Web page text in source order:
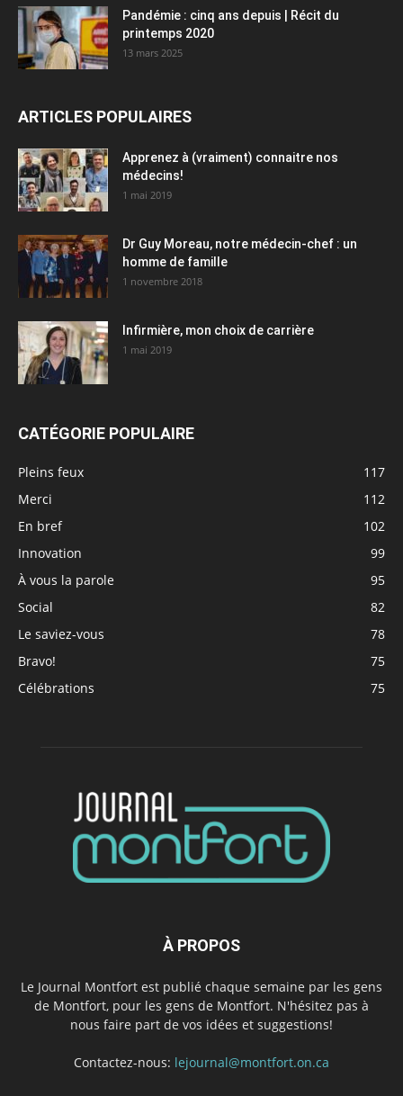
Pandémie : cinq ans depuis | Récit du
printemps 2020
13 mars 2025
ARTICLES POPULAIRES
Apprenez à (vraiment) connaitre nos
médecins!
1 mai 2019
Dr Guy Moreau, notre médecin-chef : un
homme de famille
1 novembre 2018
Infirmière, mon choix de carrière
1 mai 2019
CATÉGORIE POPULAIRE
Pleins feux
117
Merci
112
En bref
102
Innovation
99
À vous la parole
95
Social
82
Le saviez-vous
78
Bravo!
75
Célébrations
75
À PROPOS
Le Journal Montfort est publié chaque semaine par les gens
de Montfort, pour les gens de Montfort. N'hésitez pas à
nous faire part de vos idées et suggestions!
Contactez-nous: lejournal@montfort.on.ca